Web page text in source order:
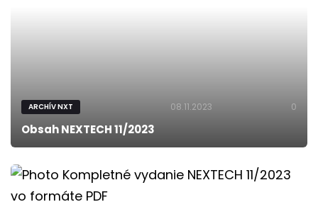
ARCHÍV NXT 08.11.2023 0
Obsah NEXTECH 11/2023